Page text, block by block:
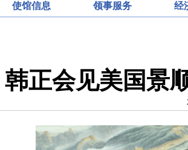
使馆信息 领事服务 经
韩正会见美国景